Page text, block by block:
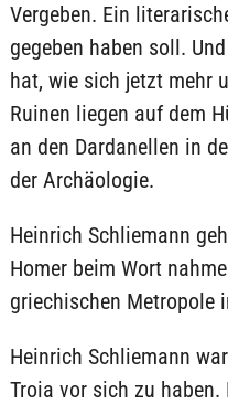
Vergeben. Ein
gegeben haben soll.
hat, wie sich jetzt mehr
Ruinen liegen auf dem
an den Dardanellen in
der Archäologie.
Heinrich Schliemann
Homer beim Wort
griechischen Metropole
Heinrich Schliemann
Troia vor sich zu